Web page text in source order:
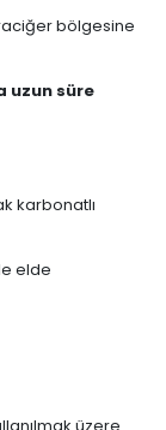
bölgesine
uzun süre
karbonatlı
elde